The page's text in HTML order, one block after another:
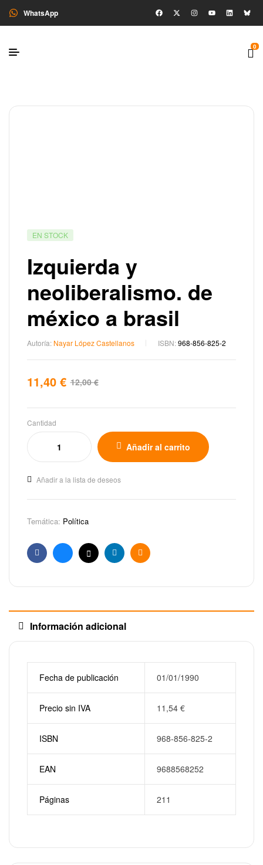
WhatsApp
0
EN STOCK
Izquierda y
neoliberalismo. de
méxico a brasil
Autoría: Nayar López Castellanos ISBN:968-856-825-2
12,00€
11,40 €
Cantidad
Añadir al carrito
Añadir a la lista de deseos
Temática: Política
FacebookBlueskyX LinkedinEmail
Información adicional
Fecha de publicación 01/01/1990
Precio sin IVA 11,54 €
ISBN 968-856-825-2
EAN 9688568252
Páginas 211